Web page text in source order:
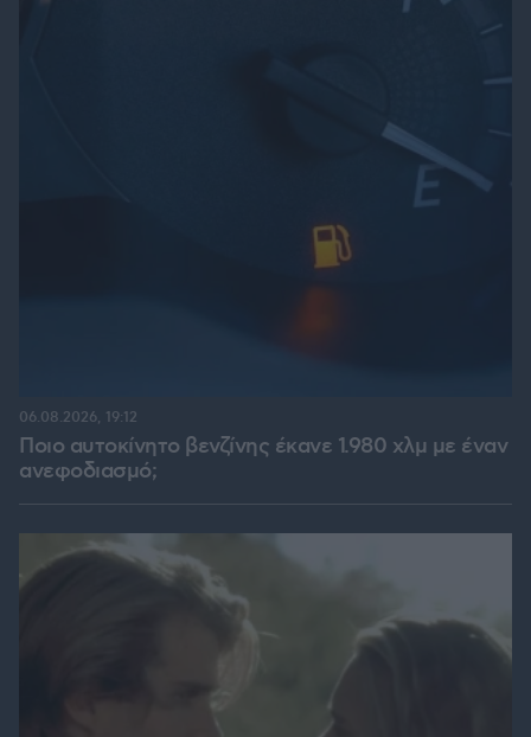
Ποιο αυτοκίνητο βενζίνης έκανε 1.980 χλμ με έναν
ανεφοδιασμό;
06.08.2026, 19:12